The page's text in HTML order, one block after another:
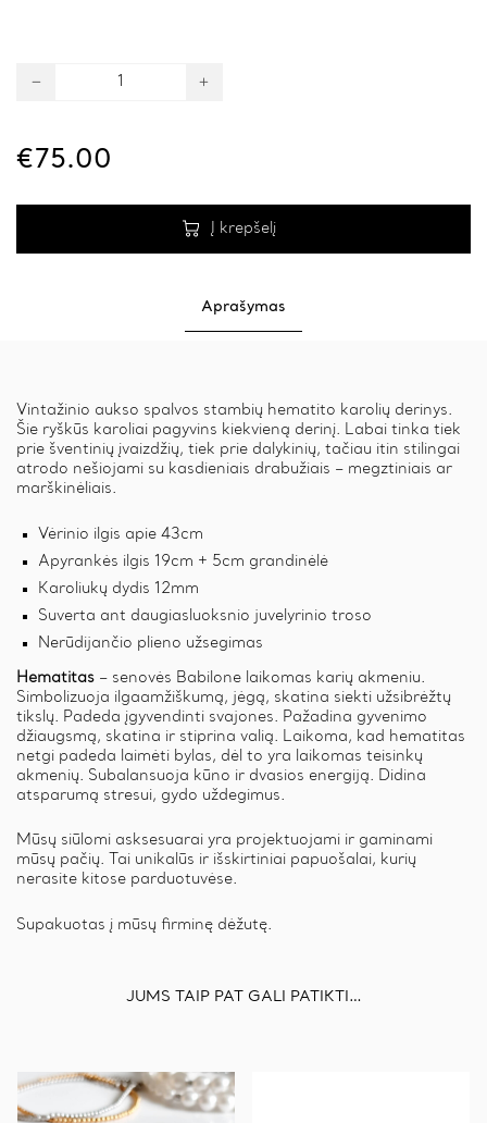
€75.00
VINTAGE
GOLD
Į krepšelį
Aprašymas
Vintažinio aukso spalvos stambių hematito karolių derinys.
Šie ryškūs karoliai pagyvins kiekvieną derinį. Labai tinka tiek
prie šventinių įvaizdžių, tiek prie dalykinių, tačiau itin stilingai
atrodo nešiojami su kasdieniais drabužiais – megztiniais ar
marškinėliais.
Vėrinio ilgis apie 43cm
Apyrankės ilgis 19cm + 5cm grandinėlė
Karoliukų dydis 12mm
Suverta ant daugiasluoksnio juvelyrinio troso
Nerūdijančio plieno užsegimas
Hematitas – senovės Babilone laikomas karių akmeniu.
Simbolizuoja ilgaamžiškumą, jėgą, skatina siekti užsibrėžtų
tikslų. Padeda įgyvendinti svajones. Pažadina gyvenimo
džiaugsmą, skatina ir stiprina valią. Laikoma, kad hematitas
netgi padeda laimėti bylas, dėl to yra laikomas teisinkų
akmenių. Subalansuoja kūno ir dvasios energiją. Didina
atsparumą stresui, gydo uždegimus.
Mūsų siūlomi asksesuarai yra projektuojami ir gaminami
mūsų pačių. Tai unikalūs ir išskirtiniai papuošalai, kurių
nerasite kitose parduotuvėse.
Supakuotas į mūsų firminę dėžutę.
JUMS TAIP PAT GALI PATIKTI…